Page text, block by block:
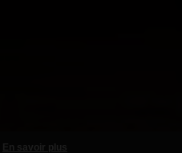
En savoir plus